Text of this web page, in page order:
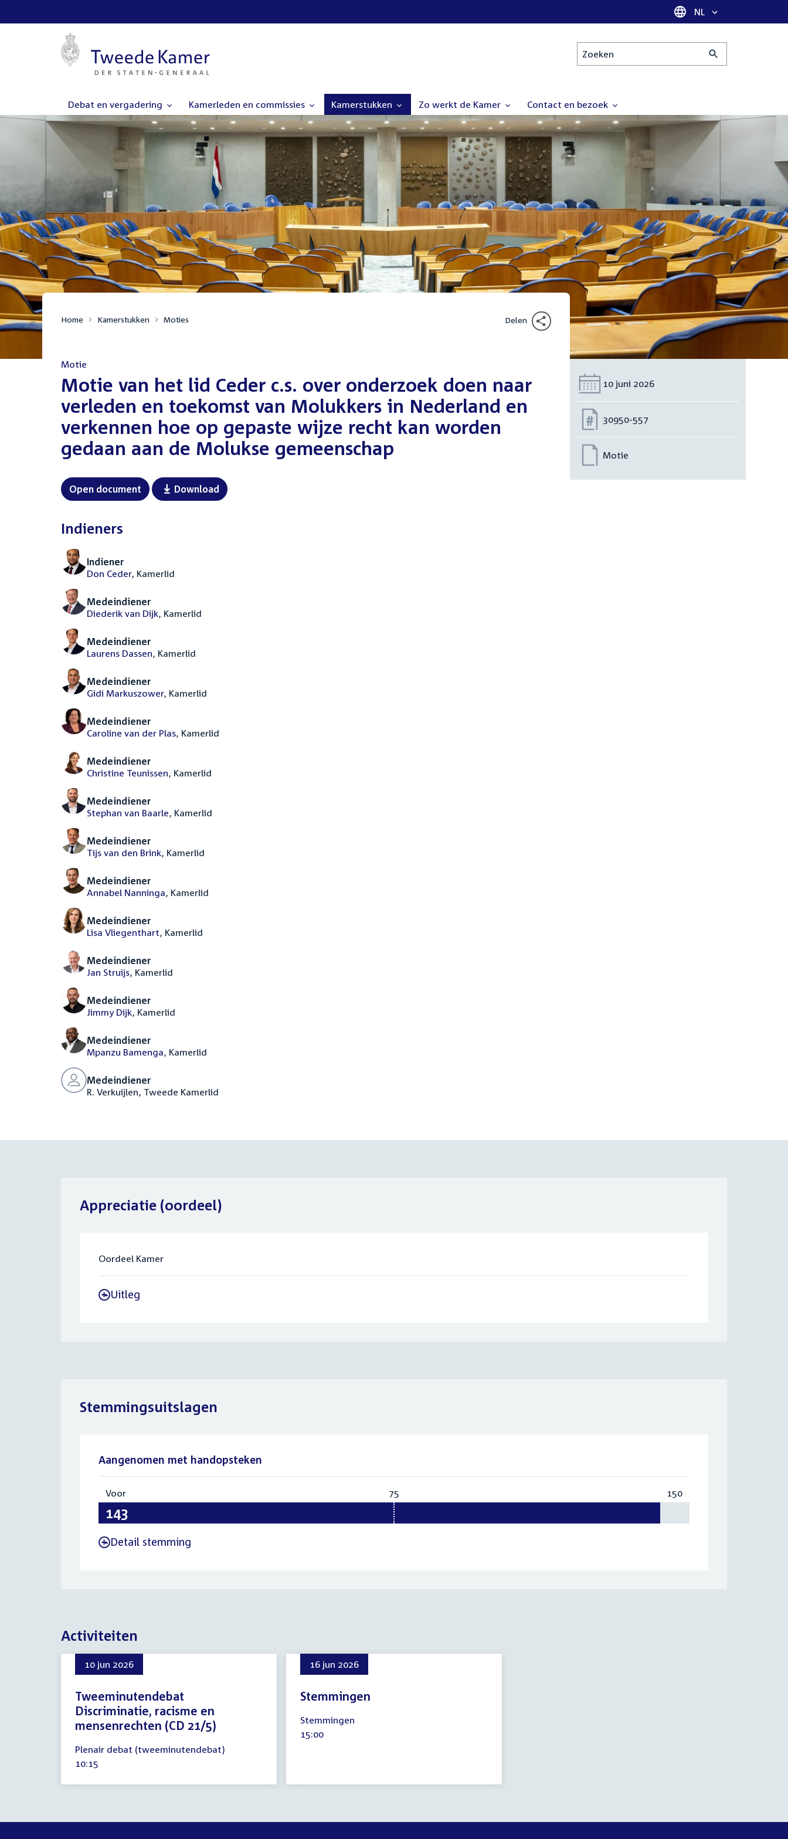
Taal selectie
NL
Zoeken
Debat en vergadering Kamerleden en commissies Kamerstukken Zo werkt de Kamer Contact en bezoek
Home Kamerstukken Moties Delen
Motie
:Motie van het lid Ceder c.s. over onderzoek doen naar
verleden en toekomst van Molukkers in Nederland en
verkennen hoe op gepaste wijze recht kan worden
gedaan aan de Molukse gemeenschap
Open document Download
Indieners
Indiener
Don Ceder, Kamerlid
Medeindiener
Diederik van Dijk, Kamerlid
Medeindiener
Laurens Dassen, Kamerlid
Medeindiener
Gidi Markuszower, Kamerlid
Medeindiener
Caroline van der Plas, Kamerlid
Medeindiener
Christine Teunissen, Kamerlid
Medeindiener
Stephan van Baarle, Kamerlid
Medeindiener
Tijs van den Brink, Kamerlid
Medeindiener
Annabel Nanninga, Kamerlid
Medeindiener
Lisa Vliegenthart, Kamerlid
Medeindiener
Jan Struijs, Kamerlid
Medeindiener
Jimmy Dijk, Kamerlid
Medeindiener
Mpanzu Bamenga, Kamerlid
Medeindiener
R. Verkuijlen, Tweede Kamerlid
Datum:
10 juni 2026
Nummer:
30950-557
Motie
Appreciatie (oordeel)
Oordeel Kamer
- Uitleg
Stemmingsuitslagen
Aangenomen met handopsteken
Voor
143
75 150Totaal:
- Detail stemming
Activiteiten
10 jun 2026
Tweeminutendebat
Discriminatie, racisme en
mensenrechten (CD 21/5)
juni
2026
Plenair debat (tweeminutendebat)
Tijd
10:15
16 jun 2026
Stemmingen
juni
2026
Stemmingen
Tijd
15:00